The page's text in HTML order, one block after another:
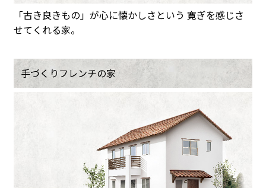
「古き良きもの」が心に懐かしさという 寛ぎを感じさ
せてくれる家。
手づくりフレンチの家